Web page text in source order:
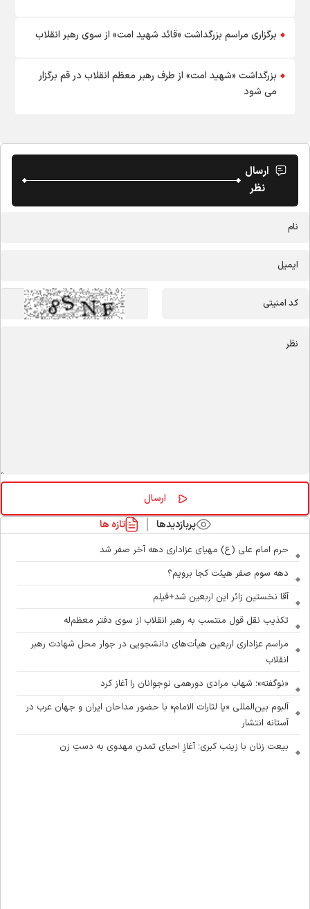
برگزاری مراسم بزرگداشت «قائد شهید امت» از سوی رهبر انقلاب
بزرگداشت «شهید امت» از طرف رهبر معظم انقلاب در قم برگزار
می شود
ارسال
نظر
پربازدیدها تازه ها
حرم امام علی (ع) مهیای عزاداری دهه آخر صفر شد
دهه سوم صفر هیئت کجا برویم؟
آقا نخستین زائر این اربعین شد+فیلم
تکذیب نقل قول منتسب به رهبر انقلاب از سوی دفتر معظم‌له
مراسم عزاداری اربعین هیأت‌های دانشجویی در جوار محل شهادت رهبر
انقلاب
«نوگفته»؛ شهاب مرادی دورهمی نوجوانان را آغاز کرد
آلبوم بین‌المللی «یا لثارات الامام» با حضور مداحان ایران و جهان عرب در
آستانه انتشار
بیعت زنان با زینب کبری؛ آغازِ احیای تمدنِ مهدوی به دستِ زن